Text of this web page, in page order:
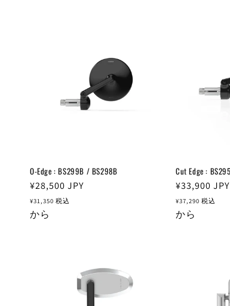
O-Edge : BS299B / BS298B
通
常
価
¥28,500 JPY
¥31,350 税込
から
Cut Edge :
通
常
価
¥33,900 JPY
¥37,290 税込
から